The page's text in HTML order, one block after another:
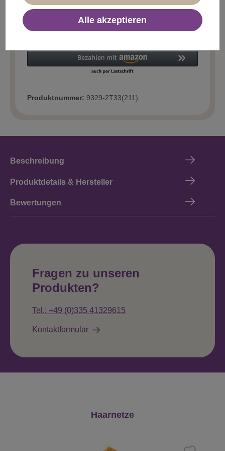
In den Warenkorb
Produktnummer: 9329-2T33(211)
Beschreibung
Produktdetails & Hersteller
Bewertungen
Fragen zu unseren
Produkten?
Tel.: +49 (0)335 41329615
Kontaktformular
Produktgalerie überspringen
Haarnetze
Alle akzeptieren